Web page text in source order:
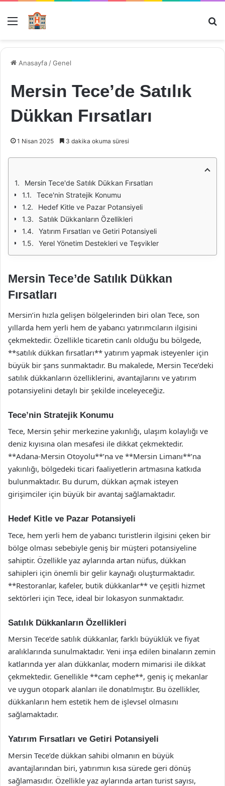
Menü
Anasayfa /Genel
Mersin Tece’de Satılık
Dükkan Fırsatları
1 Nisan 2025 3 dakika okuma süresi
Mersin Tece'de Satılık Dükkan Fırsatları
Tece'nin Stratejik Konumu
Hedef Kitle ve Pazar Potansiyeli
Satılık Dükkanların Özellikleri
Yatırım Fırsatları ve Getiri Potansiyeli
Yerel Yönetim Destekleri ve Teşvikler
Mersin Tece’de Satılık Dükkan
Fırsatları
Mersin’in hızla gelişen bölgelerinden biri olan Tece, son
yıllarda hem yerli hem de yabancı yatırımcıların ilgisini
çekmektedir. Özellikle ticaretin canlı olduğu bu bölgede,
**satılık dükkan fırsatları** yatırım yapmak isteyenler için
büyük bir şans sunmaktadır. Bu makalede, Mersin Tece’deki
satılık dükkanların özelliklerini, avantajlarını ve yatırım
potansiyelini detaylı bir şekilde inceleyeceğiz.
Tece’nin Stratejik Konumu
Tece, Mersin şehir merkezine yakınlığı, ulaşım kolaylığı ve
deniz kıyısına olan mesafesi ile dikkat çekmektedir.
**Adana-Mersin Otoyolu**’na ve **Mersin Limanı**’na
yakınlığı, bölgedeki ticari faaliyetlerin artmasına katkıda
bulunmaktadır. Bu durum, dükkan açmak isteyen
girişimciler için büyük bir avantaj sağlamaktadır.
Hedef Kitle ve Pazar Potansiyeli
Tece, hem yerli hem de yabancı turistlerin ilgisini çeken bir
bölge olması sebebiyle geniş bir müşteri potansiyeline
sahiptir. Özellikle yaz aylarında artan nüfus, dükkan
sahipleri için önemli bir gelir kaynağı oluşturmaktadır.
**Restoranlar, kafeler, butik dükkanlar** ve çeşitli hizmet
sektörleri için Tece, ideal bir lokasyon sunmaktadır.
Satılık Dükkanların Özellikleri
Mersin Tece’de satılık dükkanlar, farklı büyüklük ve fiyat
aralıklarında sunulmaktadır. Yeni inşa edilen binaların zemin
katlarında yer alan dükkanlar, modern mimarisi ile dikkat
çekmektedir. Genellikle **cam cephe**, geniş iç mekanlar
ve uygun otopark alanları ile donatılmıştır. Bu özellikler,
dükkanların hem estetik hem de işlevsel olmasını
sağlamaktadır.
Yatırım Fırsatları ve Getiri Potansiyeli
Mersin Tece’de dükkan sahibi olmanın en büyük
avantajlarından biri, yatırımın kısa sürede geri dönüş
sağlamasıdır. Özellikle yaz aylarında artan turist sayısı,